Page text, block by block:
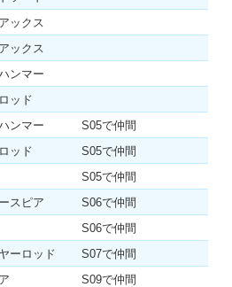
ックス
ックス
ンマー
ッド
ンマー
S05で仲間
ッド
S05で仲間
S05で仲間
スピア
S06で仲間
S06で仲間
ーロッド
S07で仲間
S09で仲間